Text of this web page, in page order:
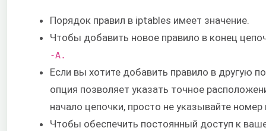
Порядок правил в iptables имеет значение.
Чтобы добавить новое правило в конец
​-A.
Если вы хотите добавить правило в другую
опция позволяет указать точное
начало цепочки, просто не указывайте номер
Чтобы обеспечить постоянный доступ к